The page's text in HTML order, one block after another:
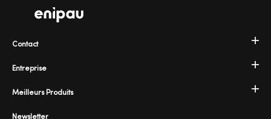
Entreprise
Meilleurs Produits
Contact
Newsletter